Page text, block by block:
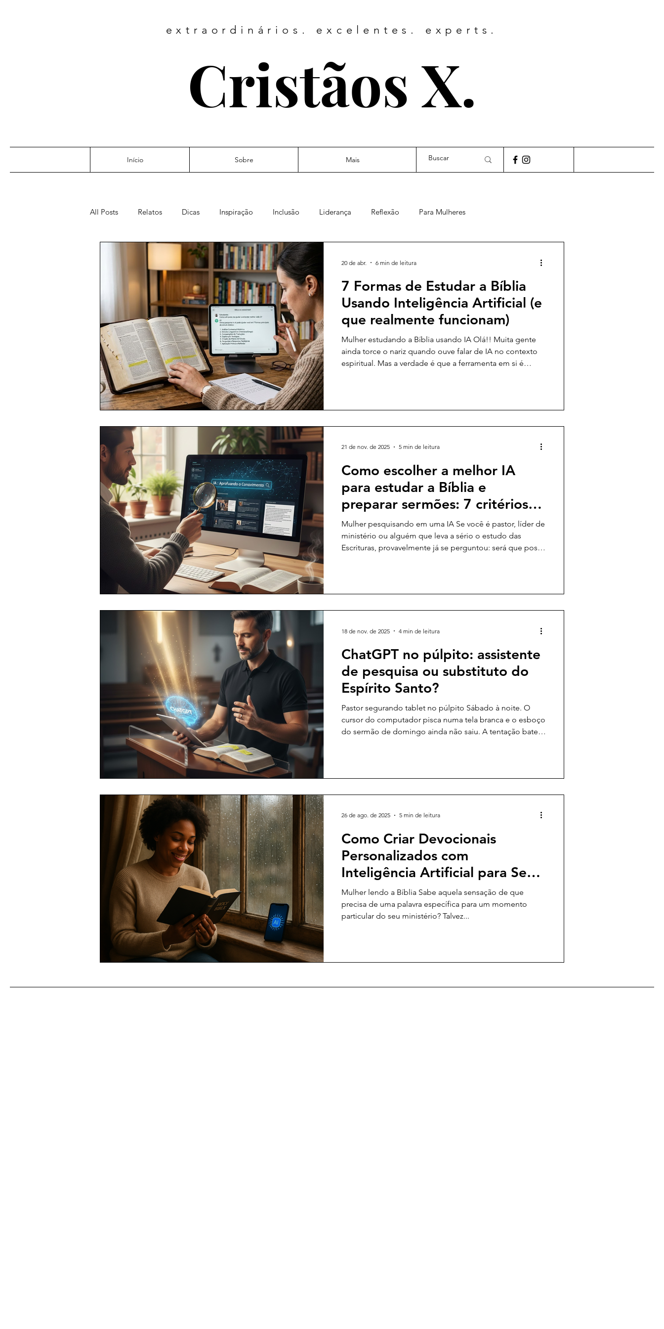
extraordinários. excelentes. experts.
Cristãos X.
Início Sobre Mais
All Posts Relatos Dicas Inspiração Inclusão Liderança Reflexão Para Mulheres
7 Formas de Estudar a Bíblia
Usando Inteligência Artificial (e
que realmente funcionam)
Mulher estudando a Bíblia usando IA Olá!! Muita gente
ainda torce o nariz quando ouve falar de IA no contexto
espiritual. Mas a verdade é que a ferramenta em si é
que interessa: aqui estão 7 formas de estudar a Bíblia
20 de abr. 6 min de leitura
Como escolher a melhor IA
para estudar a Bíblia e
preparar sermões: 7 critérios
que você precisa conhecer
Mulher pesquisando em uma IA Se você é pastor, líder de
ministério ou alguém que leva a sério o estudo das
Escrituras, provavelmente já se perguntou: será que posso
qualquer propósito. E quando o assunto é a Palavra de
21 de nov. de 2025 5 min de leitura
ChatGPT no púlpito: assistente
de pesquisa ou substituto do
Espírito Santo?
Pastor segurando tablet no púlpito Sábado à noite. O
cursor do computador pisca numa tela branca e o esboço
do sermão de domingo ainda não saiu. A tentação bate à
conclusão rimada. Mas aí bate aquela angústia no fundo
18 de nov. de 2025 4 min de leitura
Como Criar Devocionais
Personalizados com
Inteligência Artificial para Seu
Ministério
Mulher lendo a Bíblia Sabe aquela sensação de que
precisa de uma palavra específica para um momento
particular do seu ministério? Talvez...
26 de ago. de 2025 5 min de leitura